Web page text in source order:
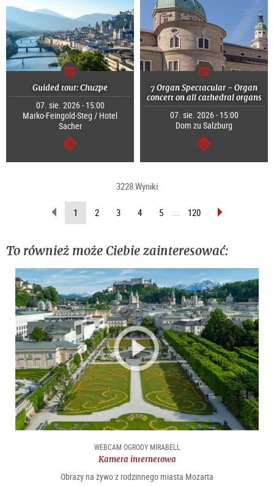
Guided tour: Chuzpe
07. sie. 2026 - 15:00
Marko-Feingold-Steg / Hotel
Sacher
dalej
7 Organ Spectacular - Organ
concert on all cathedral organs
07. sie. 2026 - 15:00
Dom zu Salzburg
dalej
3228 Wyniki
wstecz1 (Aktualna
strona)
2 3 4 5 ... 120 do
To również może Ciebie zainteresować:
WEBCAM OGRODY MIRABELL
Kamera internetowa
Obrazy na żywo z rodzinnego miasta Mozarta